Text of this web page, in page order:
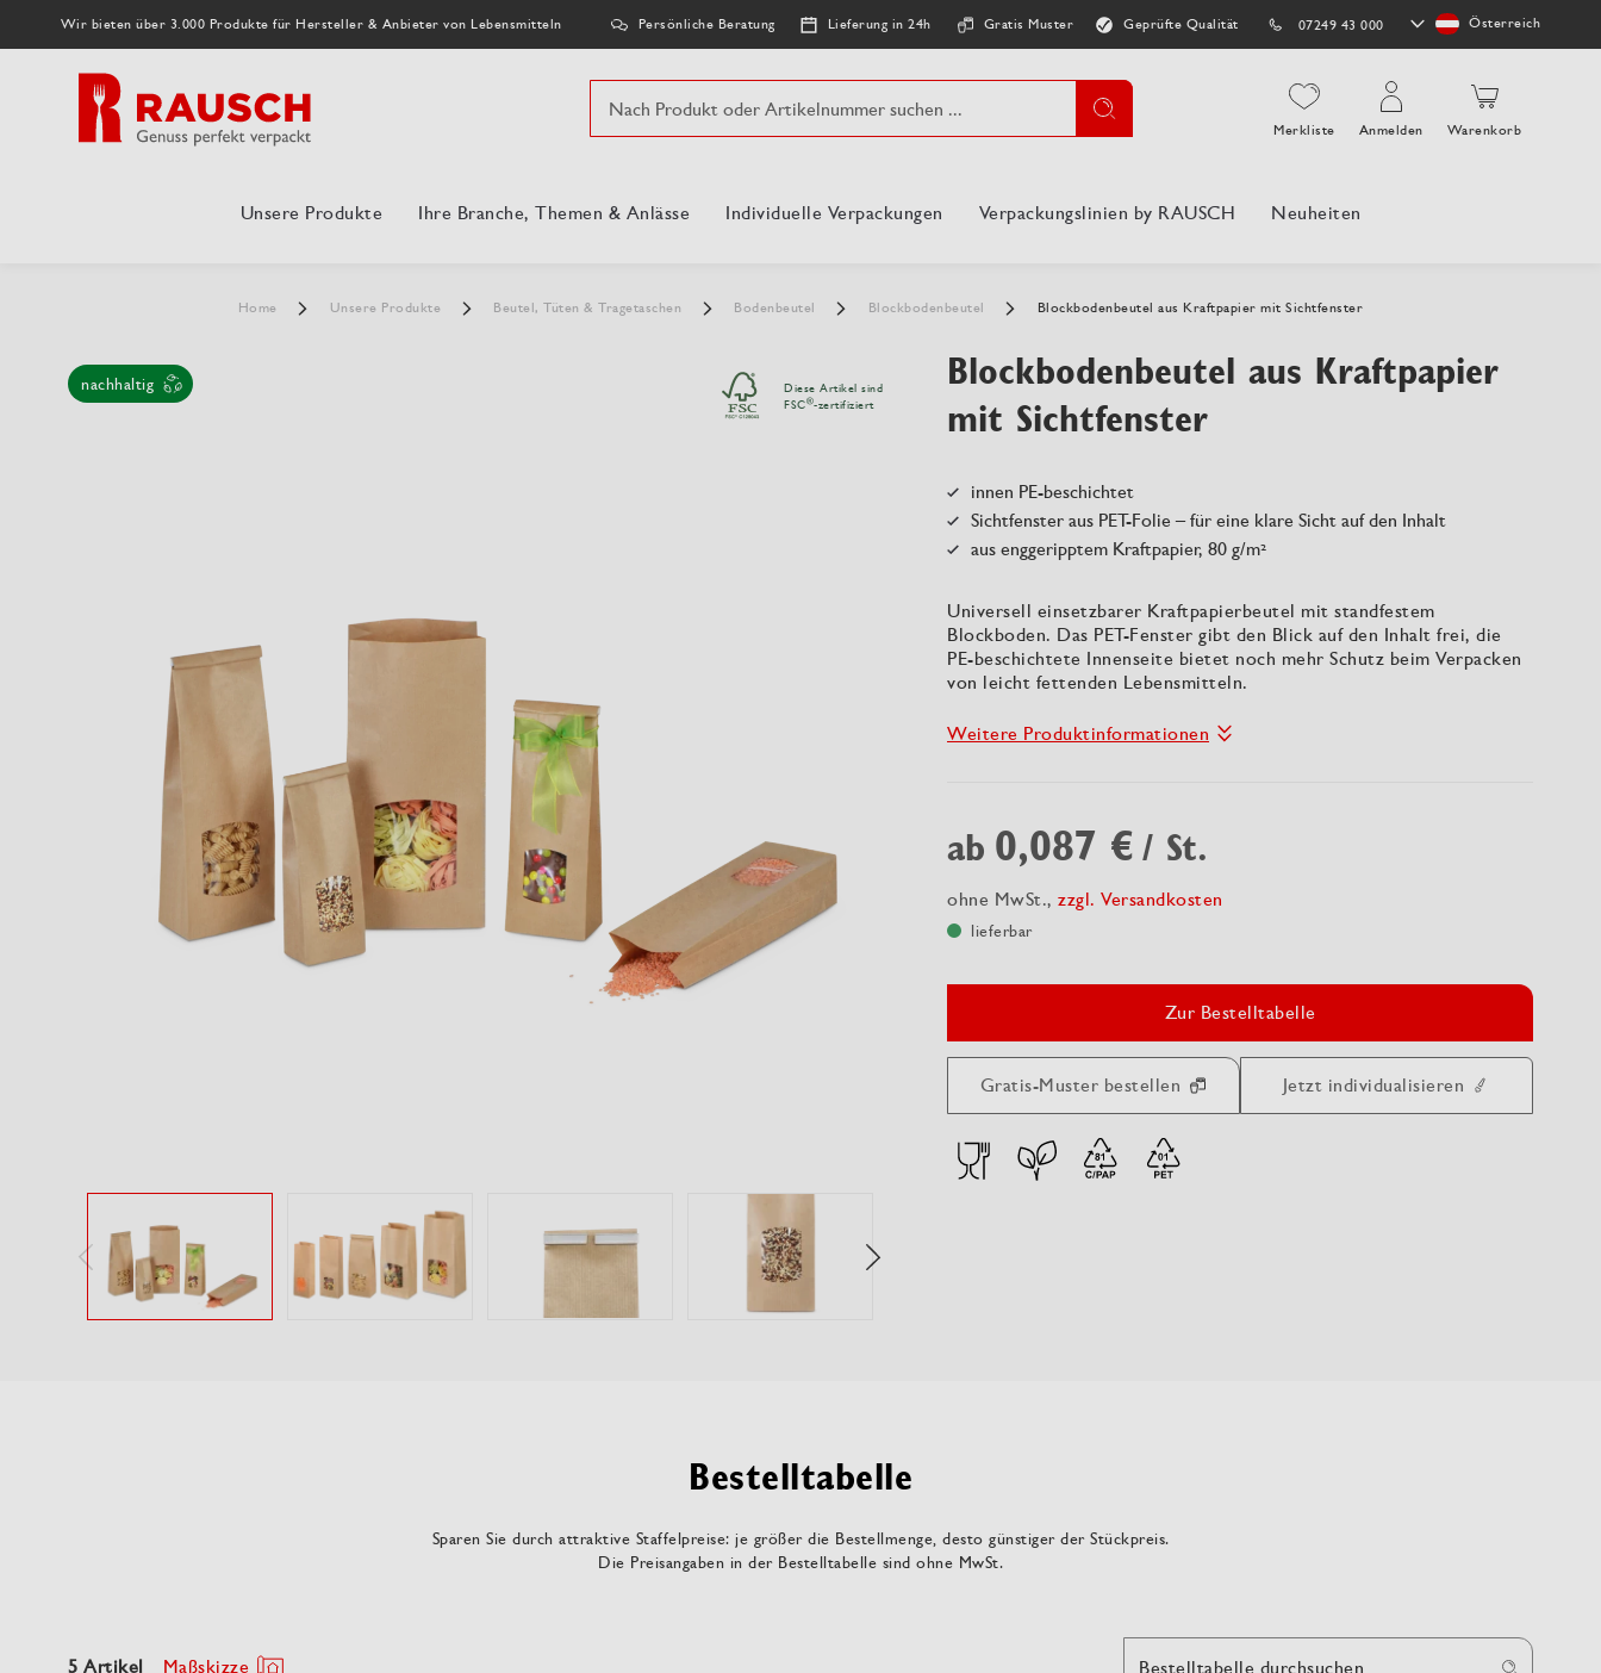
Wir bieten über 3.000 Produkte für Hersteller & Anbieter von Lebensmitteln Persönliche Beratung Lieferung in 24h Gratis Muster Geprüfte Qualität 07249 43 000
Store
auswählen
Österreich
Suche
Merkliste Anmelden Warenkorb
Unsere Produkte Ihre Branche, Themen & Anlässe Individuelle Verpackungen Verpackungslinien by RAUSCH Neuheiten
Home Unsere Produkte Beutel, Tüten & Tragetaschen Bodenbeutel Blockbodenbeutel Blockbodenbeutel aus Kraftpapier mit Sichtfenster
nachhaltig
Diese Artikel sind
FSC®-zertifiziert
Blockbodenbeutel aus Kraftpapier
mit Sichtfenster
innen PE-beschichtet
Sichtfenster aus PET-Folie – für eine klare Sicht auf den Inhalt
aus enggeripptem Kraftpapier, 80 g/m²
Universell einsetzbarer Kraftpapierbeutel mit standfestem
Blockboden. Das PET-Fenster gibt den Blick auf den Inhalt frei, die
PE-beschichtete Innenseite bietet noch mehr Schutz beim Verpacken
von leicht fettenden Lebensmitteln.
Weitere Produktinformationen
ab 0,087 € / St.
ohne MwSt., zzgl. Versandkosten
lieferbar
Zur Bestelltabelle
Gratis-Muster bestellen Jetzt individualisieren
Bestelltabelle
Sparen Sie durch attraktive Staffelpreise: je größer die Bestellmenge, desto günstiger der Stückpreis.
Die Preisangaben in der Bestelltabelle sind ohne MwSt.
5 Artikel Maßskizze Bestelltabelle durchsuchen